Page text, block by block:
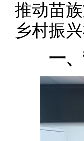
推动苗
乡村振兴
一